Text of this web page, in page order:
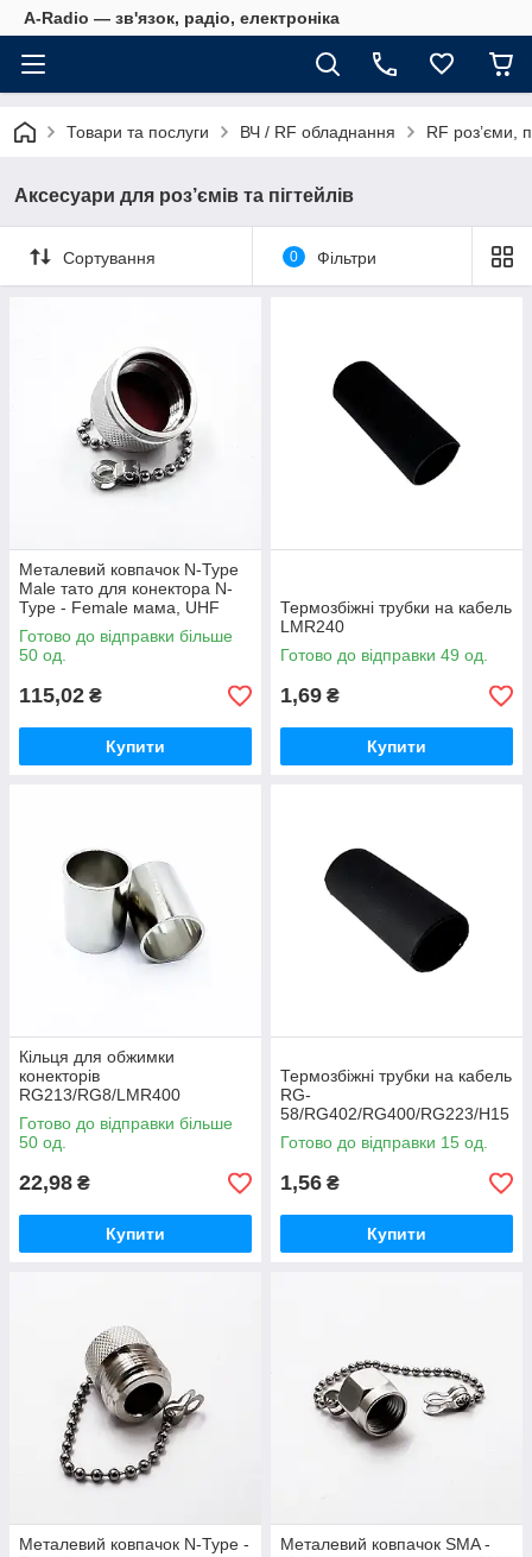
A-Radio — зв'язок, радіо, електроніка
Товари та послуги ВЧ / RF обладнання RF роз’єми,
Аксесуари для роз’ємів та пігтейлів
Сортування 0 Фільтри
Металевий ковпачок N-Type
Male тато для конектора N-
Type - Female мама, UHF
Готово до відправки більше
50 од.
115,02 ₴
Купити
Термозбіжні трубки на кабель
LMR240
Готово до відправки 49 од.
1,69 ₴
Купити
Кільця для обжимки
конекторів
RG213/RG8/LMR400
потовщені
Готово до відправки більше
50 од.
22,98 ₴
Купити
Термозбіжні трубки на кабель
RG-
58/RG402/RG400/RG223/H15
5
Готово до відправки 15 од.
1,56 ₴
Купити
Металевий ковпачок N-Type -
Металевий ковпачок SMA -